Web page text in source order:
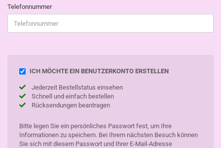
Telefonnummer
SICHERN
IHRE
INFORMATIONEN
MIT
PASSWORT.
ICH MÖCHTE EIN BENUTZERKONTO ERSTELLEN
Jederzeit Bestellstatus einsehen
Schnell und einfach bestellen
Rücksendungen beantragen
Bitte legen Sie ein persönliches Passwort fest, um Ihre
Informationen zu speichern. Bei Ihrem nächsten Besuch können
Sie sich mit diesem Passwort und Ihrer E-Mail-Adresse